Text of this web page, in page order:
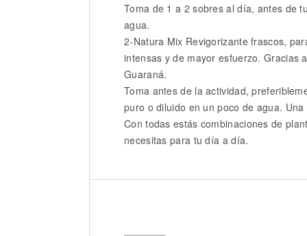
Toma de 1 a 2 sobres al día, antes de
agua.
2-Natura Mix Revigorizante frascos,
intensas y de mayor esfuerzo. Gracias
Guaraná.
Toma antes de la actividad,
puro o diluido en un poco de agua.
Con todas estás combinaciones de
necesitas para tu día a día.